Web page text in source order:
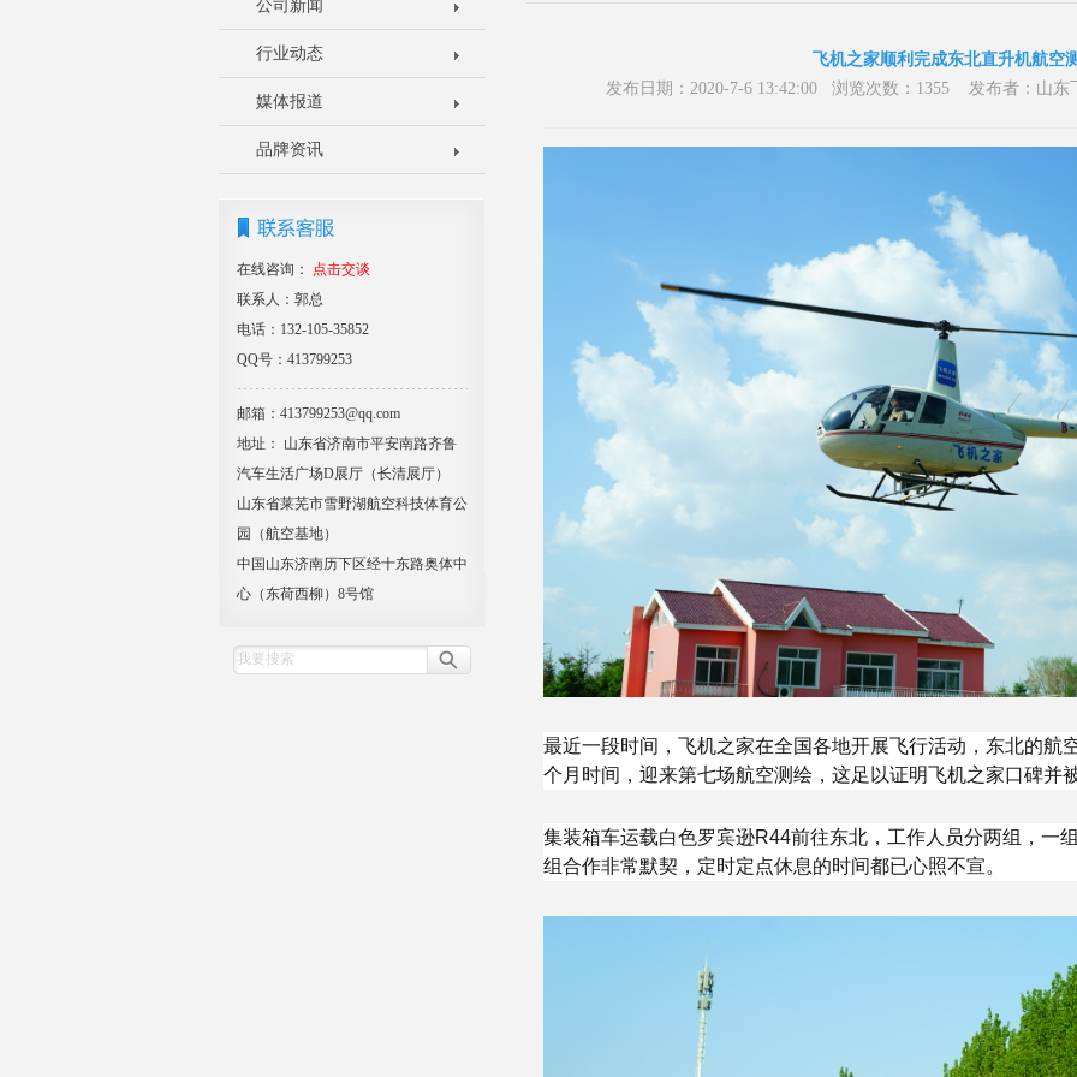
公司新闻
行业动态
媒体报道
品牌资讯
在线咨询：
点击交谈
联系人：郭总
电话：132-105-35852
QQ号：413799253
邮箱：413799253@qq.com
地址： 山东省济南市平安南路齐鲁
汽车生活广场D展厅（长清展厅）
山东省莱芜市雪野湖航空科技体育公
园（航空基地）
中国山东济南历下区经十东路奥体中
心（东荷西柳）8号馆
飞机之家顺利完成东北直升机航空
发布日期：2020-7-6 13:42:00 浏览次数：1355 发布者：山东
最近一段时间，飞机之家在全国各地开展飞行活动，东北的航
个月时间，迎来第七场航空测绘，这足以证明飞机之家口碑并
集装箱车运载白色罗宾逊R44前往东北，工作人员分两组，一
组合作非常默契，定时定点休息的时间都已心照不宣。